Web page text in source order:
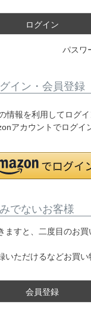
ログイン
パスワ
イン・会員登録
情報を利用してログ
アカウントでログイ
でないお客様
ますと、二度目のお買
いただけるなどお買い
会員登録